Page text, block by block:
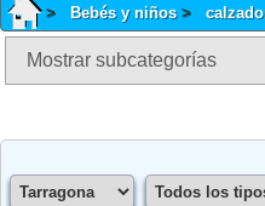
Bebés y niños calzado
Mostrar subcategorías